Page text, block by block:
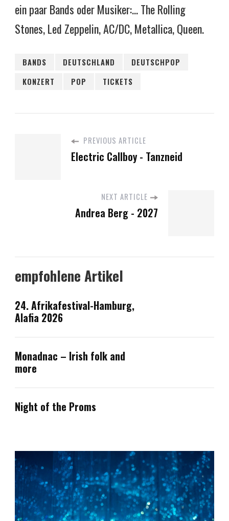
ein paar Bands oder Musiker:... The Rolling
Stones, Led Zeppelin, AC/DC, Metallica, Queen.
BANDS DEUTSCHLAND
DEUTSCHPOP
KONZERT
POP TICKETS
PREVIOUS ARTICLE
Electric Callboy - Tanzneid
NEXT ARTICLE
Andrea Berg - 2027
empfohlene Artikel
24. Afrikafestival-Hamburg,
Alafia 2026
Monadnac – Irish folk and
more
Night of the Proms